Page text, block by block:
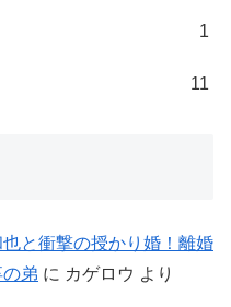
1
11
と衝撃の授かり婚！離婚
弟 に カゲロウ より